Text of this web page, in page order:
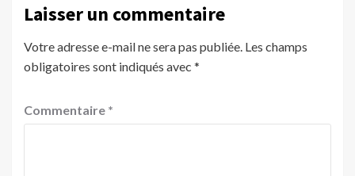
Laisser un commentaire
Votre adresse e-mail ne sera pas publiée. Les champs
obligatoires sont indiqués avec *
Commentaire *